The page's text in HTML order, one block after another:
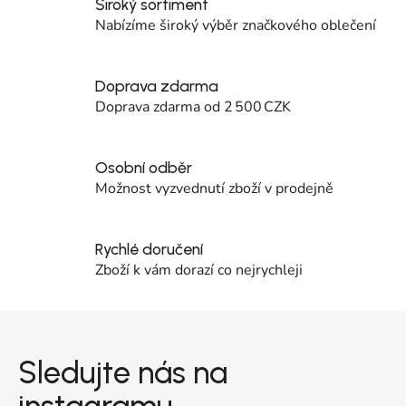
Široký sortiment
Nabízíme široký výběr značkového oblečení
Doprava zdarma
Doprava zdarma od 2 500 CZK
Osobní odběr
Možnost vyzvednutí zboží v prodejně
Rychlé doručení
Zboží k vám dorazí co nejrychleji
Sledujte nás na